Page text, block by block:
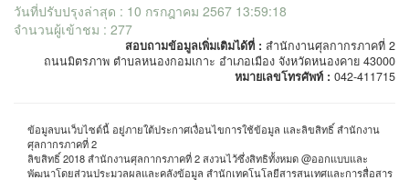
วันที่ปรับปรุงล่าสุด : 10 กรกฎาคม 2567 13:59:18
จำนวนผู้เข้าชม : 277
สอบถามข้อมูลเพิ่มเติมได้ที่ : สำนักงานศุลกากรภาคที่ 2
ถนนมิตรภาพ ตำบลหนองกอมเกาะ อำเภอเมือง จังหวัดหนองคาย 43000
หมายเลขโทรศัพท์ : 042-411715
ข้อมูลบนเว็บไซต์นี้ อยู่ภายใต้ประกาศเงื่อนไขการใช้ข้อมูล และลิขสิทธิ์ สำนักงาน
ศุลกากรภาคที่ 2
ลิขสิทธิ์ 2018 สำนักงานศุลกากรภาคที่ 2 สงวนไว้ซึ่งสิทธิทั้งหมด @ออกแบบและ
พัฒนาโดยส่วนประมวลผลและคลังข้อมูล สำนักเทคโนโลยีสารสนเทศและการสื่อสาร